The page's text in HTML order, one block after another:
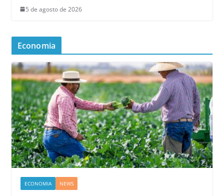
5 de agosto de 2026
Economia
ECONOMIA NEWS